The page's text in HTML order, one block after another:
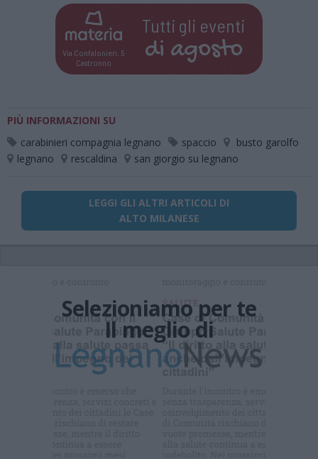
Via Confalonieri, 5
Castronno
Tutti gli eventi
di agosto
PIÙ INFORMAZIONI SU
carabinieri compagnia legnano
spaccio
busto garolfo
legnano
rescaldina san giorgio su legnano
LEGGI GLI ALTRI ARTICOLI DI
ALTO MILANESE
Selezioniamo per te
Il meglio di